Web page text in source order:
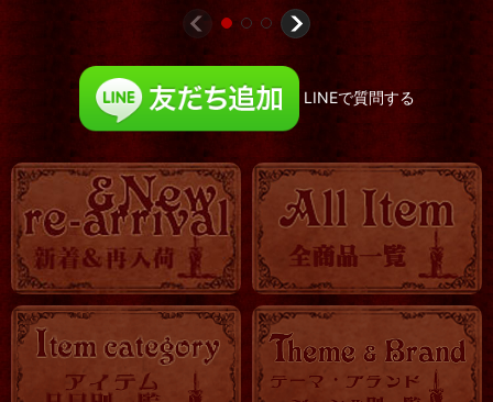
LINEで質問する